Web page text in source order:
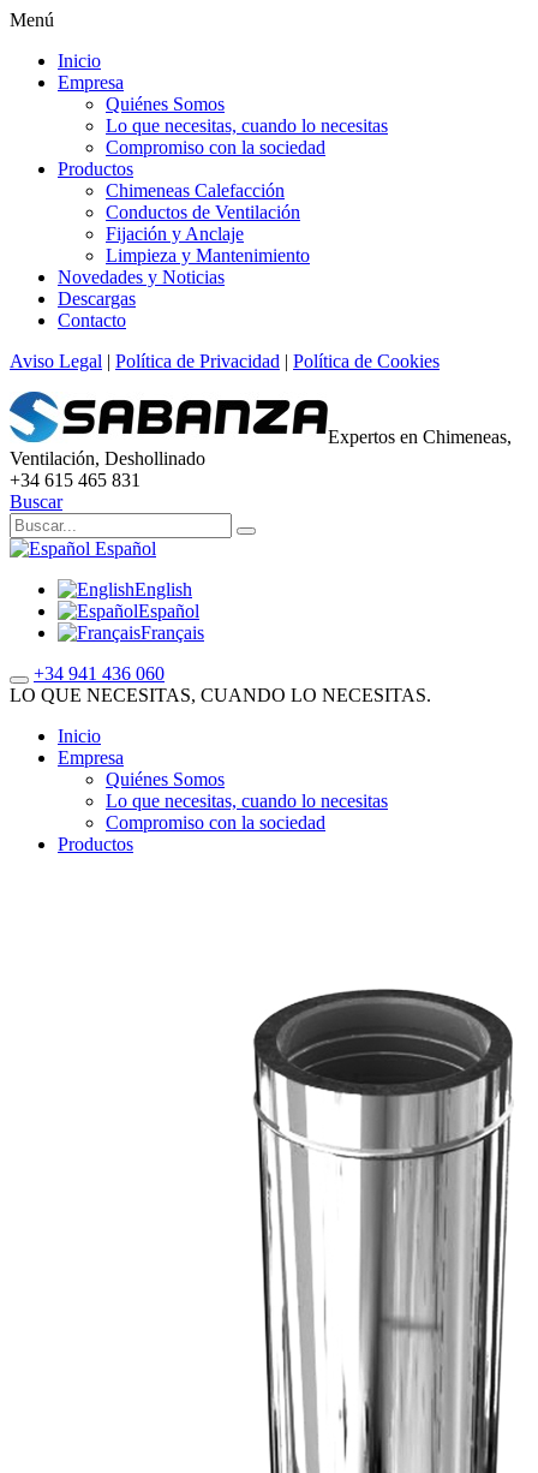
Menú
Inicio
Empresa
Quiénes Somos
Lo que necesitas, cuando lo necesitas
Compromiso con la sociedad
Productos
Chimeneas Calefacción
Conductos de Ventilación
Fijación y Anclaje
Limpieza y Mantenimiento
Novedades y Noticias
Descargas
Contacto
Aviso Legal | Política de Privacidad | Política de Cookies
Expertos en Chimeneas,
Ventilación, Deshollinado
+34 615 465 831
Buscar
Español
English
Español
Français
+34 941 436 060
LO QUE NECESITAS, CUANDO LO NECESITAS.
Inicio
Empresa
Quiénes Somos
Lo que necesitas, cuando lo necesitas
Compromiso con la sociedad
Productos